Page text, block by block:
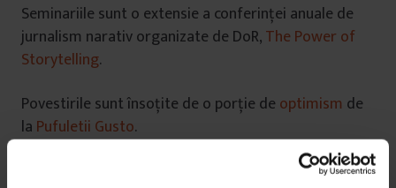
Seminariile sunt o extensie a conferinței anuale de
jurnalism narativ organizate de DoR,The Power of
Storytelling.
Povestirile sunt însoțite de o porție de optimism de
la Pufuletii Gusto.